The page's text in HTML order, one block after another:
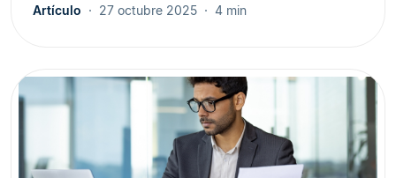
Artículo 27 octubre 2025 4 min